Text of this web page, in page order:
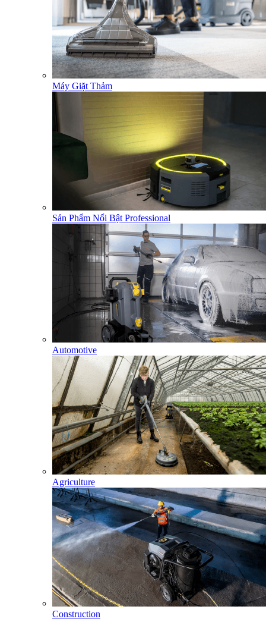
Máy Giặt Thảm
Sản Phẩm Nổi Bật Professional
Automotive
Agriculture
Construction